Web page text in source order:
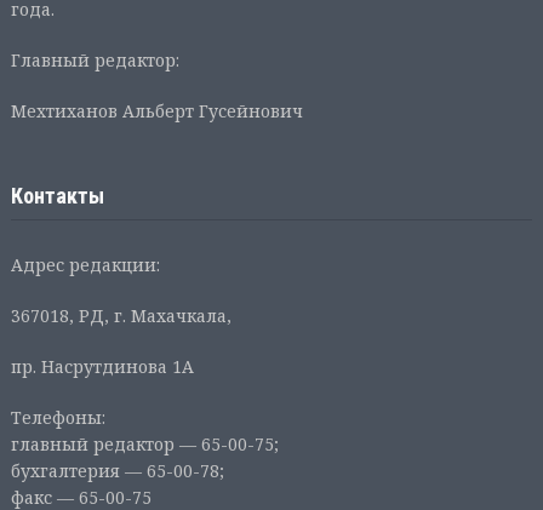
года.
Главный редактор:
Мехтиханов Альберт Гусейнович
Контакты
Адрес редакции:
367018, РД, г. Махачкала,
пр. Насрутдинова 1А
Телефоны:
главный редактор — 65-00-75;
бухгалтерия — 65-00-78;
факс — 65-00-75